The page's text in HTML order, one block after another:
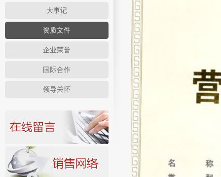
大事记
资质文件
企业荣誉
国际合作
领导关怀